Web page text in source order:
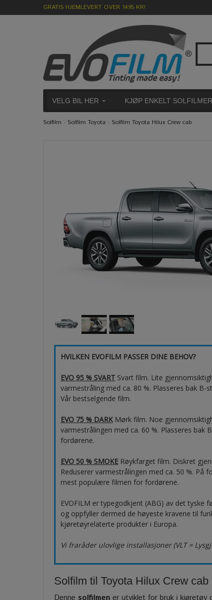
GRATIS HJEMLEVERT OVER 1495 KR!
VELG BIL HER KJØP ENKELT SOLFILMER
Solfilm › Solfilm Toyota › Solfilm Toyota Hilux Crew cab
HVILKEN EVOFILM PASSER DINE BEHOV?
EVO 95 % SVART Svart film. Lite
varmestråling med ca. 80 %. Plasseres bak
Vår bestselgende film.
EVO 75 % DARKMørk film. Noe
varmestrålingen med ca. 60 %. Plasseres bak
fordørene.
EVO 50 % SMOKE Røykfarget film. Diskret
Reduserer varmestrålingen med ca. 50 %. På
mest populære filmen for fordørene.
EVOFILM er typegodkjent (ABG) av det tyske
og oppfyller dermed de høyeste kravene til
kjøretøyrelaterte produkter i Europa.
Vi fraråder ulovlige installasjoner (VLT =
Solfilm til Toyota Hilux Crew cab
Denne solfilmen er utviklet for bruk i kjøretøy